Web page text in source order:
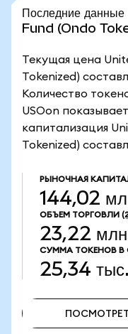
Последние
Fund (Ondo
Текущая цена
Tokenized)
Количество
USOon
капитализация
Tokenized)
РЫНОЧНАЯ
144,02
ОБЪЕМ ТОРГОВЛИ
23,22
СУММА ТОКЕНОВ В
25,34 тыс.